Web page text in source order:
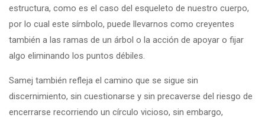
estructura, como es el caso del esqueleto de nuestro cuerpo,
por lo cual este símbolo, puede llevarnos como creyentes
también a las ramas de un árbol o la acción de apoyar o fijar
algo eliminando los puntos débiles.
Samej también refleja el camino que se sigue sin
discernimiento, sin cuestionarse y sin precaverse del riesgo de
encerrarse recorriendo un círculo vicioso, sin embargo,